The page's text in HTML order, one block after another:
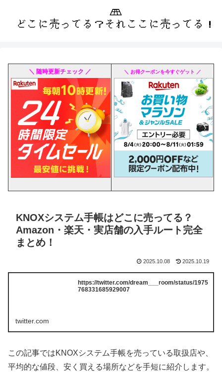
＼ 随時更新チェック ／ ＼ お得クーポンを今すぐゲット ／
KNOXシステム手帳はどこに売ってる？
Amazon・楽天・実店舗の入手ルート完全
まとめ！
2025.10.08 2025.10.19
https://twitter.com/dream___room/status/1975
768331685929007
twitter.com
この記事ではKNOXシステム手帳を売っている取扱店や、
平均的な値段、安く買える場所などを手短に紹介します。